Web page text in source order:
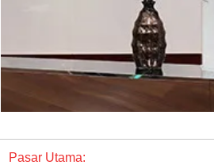
Pasar Utama: